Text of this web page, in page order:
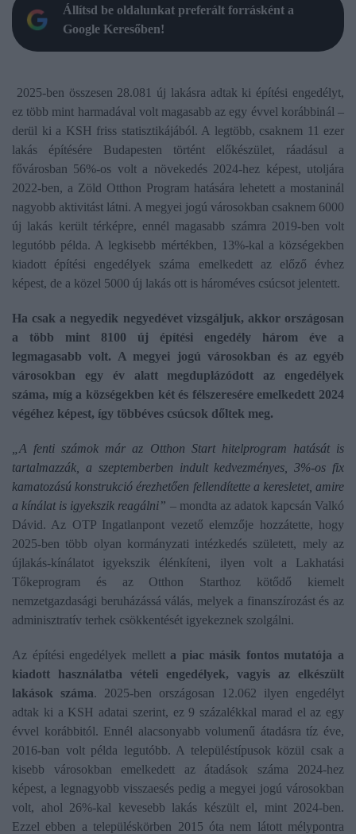
Állítsd be oldalunkat preferált forrásként a
Google Keresőben!
2025-ben összesen 28.081 új lakásra adtak ki építési engedélyt,
ez több mint harmadával volt magasabb az egy évvel korábbinál –
derül ki a KSH friss statisztikájából. A legtöbb, csaknem 11 ezer
lakás építésére Budapesten történt előkészület, ráadásul a
fővárosban 56%-os volt a növekedés 2024-hez képest, utoljára
2022-ben, a Zöld Otthon Program hatására lehetett a mostaninál
nagyobb aktivitást látni. A megyei jogú városokban csaknem 6000
új lakás került térképre, ennél magasabb számra 2019-ben volt
legutóbb példa. A legkisebb mértékben, 13%-kal a községekben
kiadott építési engedélyek száma emelkedett az előző évhez
képest, de a közel 5000 új lakás ott is hároméves csúcsot jelentett.
Ha csak a negyedik negyedévet vizsgáljuk, akkor országosan
a több mint 8100 új építési engedély három éve a
legmagasabb volt. A megyei jogú városokban és az egyéb
városokban egy év alatt megduplázódott az engedélyek
száma, míg a községekben két és félszeresére emelkedett 2024
végéhez képest, így többéves csúcsok dőltek meg.
„A fenti számok már az Otthon Start hitelprogram hatását is
tartalmazzák, a szeptemberben indult kedvezményes, 3%-os fix
kamatozású konstrukció érezhetően fellendítette a keresletet, amire
a kínálat is igyekszik reagálni” – mondta az adatok kapcsán Valkó
Dávid. Az OTP Ingatlanpont vezető elemzője hozzátette, hogy
2025-ben több olyan kormányzati intézkedés született, mely az
újlakás-kínálatot igyekszik élénkíteni, ilyen volt a Lakhatási
Tőkeprogram és az Otthon Starthoz kötődő kiemelt
nemzetgazdasági beruházássá válás, melyek a finanszírozást és az
adminisztratív terhek csökkentését igyekeznek szolgálni.
Az építési engedélyek mellett a piac másik fontos mutatója a
kiadott használatba vételi engedélyek, vagyis az elkészült
lakások száma. 2025-ben országosan 12.062 ilyen engedélyt
adtak ki a KSH adatai szerint, ez 9 százalékkal marad el az egy
évvel korábbitól. Ennél alacsonyabb volumenű átadásra tíz éve,
2016-ban volt példa legutóbb. A településtípusok közül csak a
kisebb városokban emelkedett az átadások száma 2024-hez
képest, a legnagyobb visszaesés pedig a megyei jogú városokban
volt, ahol 26%-kal kevesebb lakás készült el, mint 2024-ben.
Ezzel ebben a településkörben 2015 óta nem látott mélypontra